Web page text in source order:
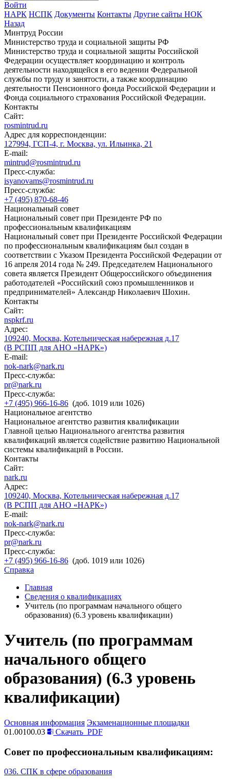
Войти
НАРК НСПК Документы Контакты Другие сайты НОК
Назад
Минтруд России
Министерство труда и социальной защиты РФ
Министерство труда и социальной защиты Российской
Федерации осуществляет координацию и контроль
деятельности находящейся в его ведении Федеральной
службы по труду и занятости, а также координацию
деятельности Пенсионного фонда Российской Федерации и
Фонда социального страхования Российской Федерации.
Контакты
Сайт:
rosmintrud.ru
Адрес для корреспонденции:
127994, ГСП-4, г. Москва, ул. Ильинка, 21
E-mail:
mintrud@rosmintrud.ru
Пресс-служба:
isyanovams@rosmintrud.ru
Пресс-служба:
+7 (495) 870-68-46
Национальный совет
Национальный совет при Президенте РФ по
профессиональным квалификациям
Национальный совет при Президенте Российской Федерации
по профессиональным квалификациям был создан в
соответствии с Указом Президента Российской Федерации от
16 апреля 2014 года № 249. Председателем Национального
совета является Президент Общероссийского объединения
работодателей «Российский союз промышленников и
предпринимателей» Александр Николаевич Шохин.
Контакты
Сайт:
nspkrf.ru
Адрес:
109240, Москва, Котельническая набережная д.17
(В РСПП для АНО «НАРК»)
E-mail:
nok-nark@nark.ru
Пресс-служба:
pr@nark.ru
Пресс-служба:
+7 (495) 966-16-86 (доб. 1019 или 1026)
Национальное агентство
Национальное агентство развития квалификации
Главной целью Национального агентства развития
квалификаций является содействие развитию Национальной
системы квалификаций в России.
Контакты
Сайт:
nark.ru
Адрес:
109240, Москва, Котельническая набережная д.17
(В РСПП для АНО «НАРК»)
E-mail:
nok-nark@nark.ru
Пресс-служба:
pr@nark.ru
Пресс-служба:
+7 (495) 966-16-86 (доб. 1019 или 1026)
Справка
Главная
Сведения о квалификациях
Учитель (по программам начального общего
образования) (6.3 уровень квалификации)
Учитель (по программам
начального общего
образования) (6.3 уровень
квалификации)
Основная информация Экзаменационные площадки
01.00100.03
Скачать PDF
Совет по профессиональным квалификациям:
036. СПК в сфере образования